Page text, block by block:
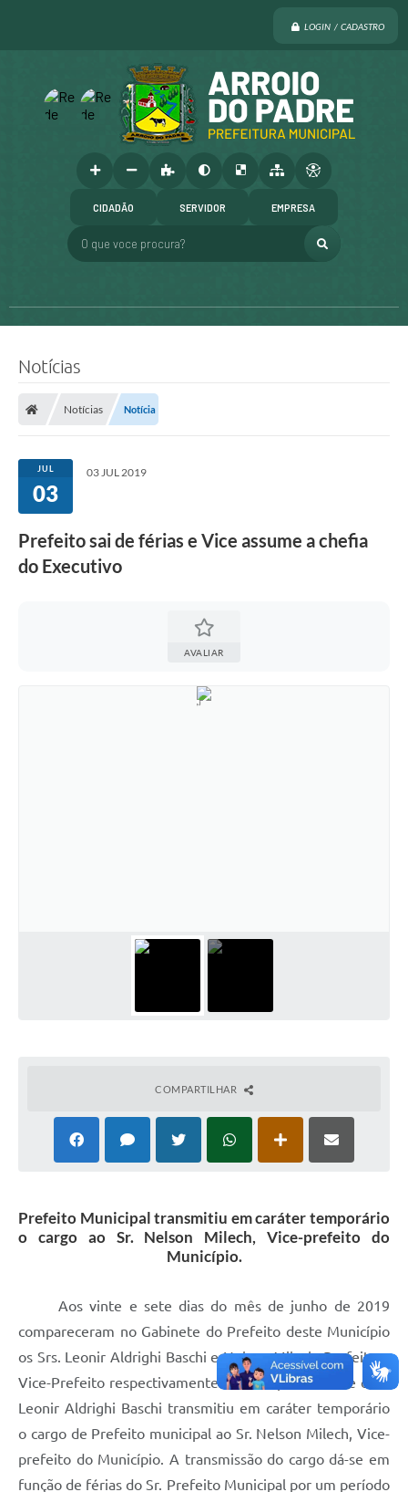
LOGIN / CADASTRO
O que voce procura?
CIDADÃO SERVIDOR EMPRESA
Notícias
Notícias Notícia
JUL
03
03 JUL 2019
Prefeito sai de férias e Vice assume a chefia
do Executivo
AVALIAR
COMPARTILHAR
Prefeito Municipal transmitiu em caráter temporário
o cargo ao Sr. Nelson Milech, Vice-prefeito do
Município.
Aos vinte e sete dias do mês de junho de 2019
compareceram no Gabinete do Prefeito deste Município
os Srs. Leonir Aldrighi Baschi e Nelson Milech, Prefeito e
Vice-Prefeito respectivamente. Nesta oportunidade o Sr.
Leonir Aldrighi Baschi transmitiu em caráter temporário
o cargo de Prefeito municipal ao Sr. Nelson Milech, Vice-
prefeito do Município. A transmissão do cargo dá-se em
função de férias do Sr. Prefeito Municipal por um período